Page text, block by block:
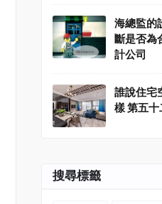
海總監的
斷是否為
計公司
誰說住宅
樣 第五十
搜尋標籤